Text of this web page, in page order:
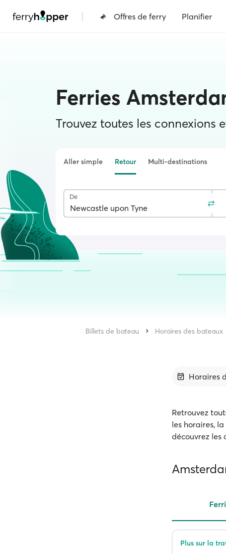
| Offres de ferry Planifier
Ferries
Trouvez toutes les connexions
Aller simple Retour Multi-destinations
De
Billets de bateau Horaires des bateaux
Horaires
Retrouvez
les horaires,
découvrez les
Plus sur la